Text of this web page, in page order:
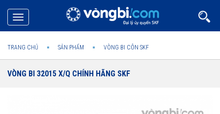
Toggle
navigation
TRANG CHỦ SẢN PHẨM VÒNG BI CÔN SKF
VÒNG BI 32015 X/Q CHÍNH HÃNG SKF